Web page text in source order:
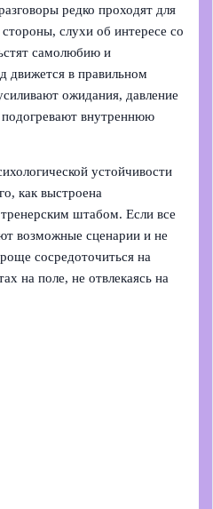
редко проходят для
слухи об интересе со
самолюбию и
движется в правильном
ожидания, давление
внутреннюю
устойчивости
как выстроена
штабом. Если все
возможные сценарии и не
сосредоточиться на
на поле, не отвлекаясь на